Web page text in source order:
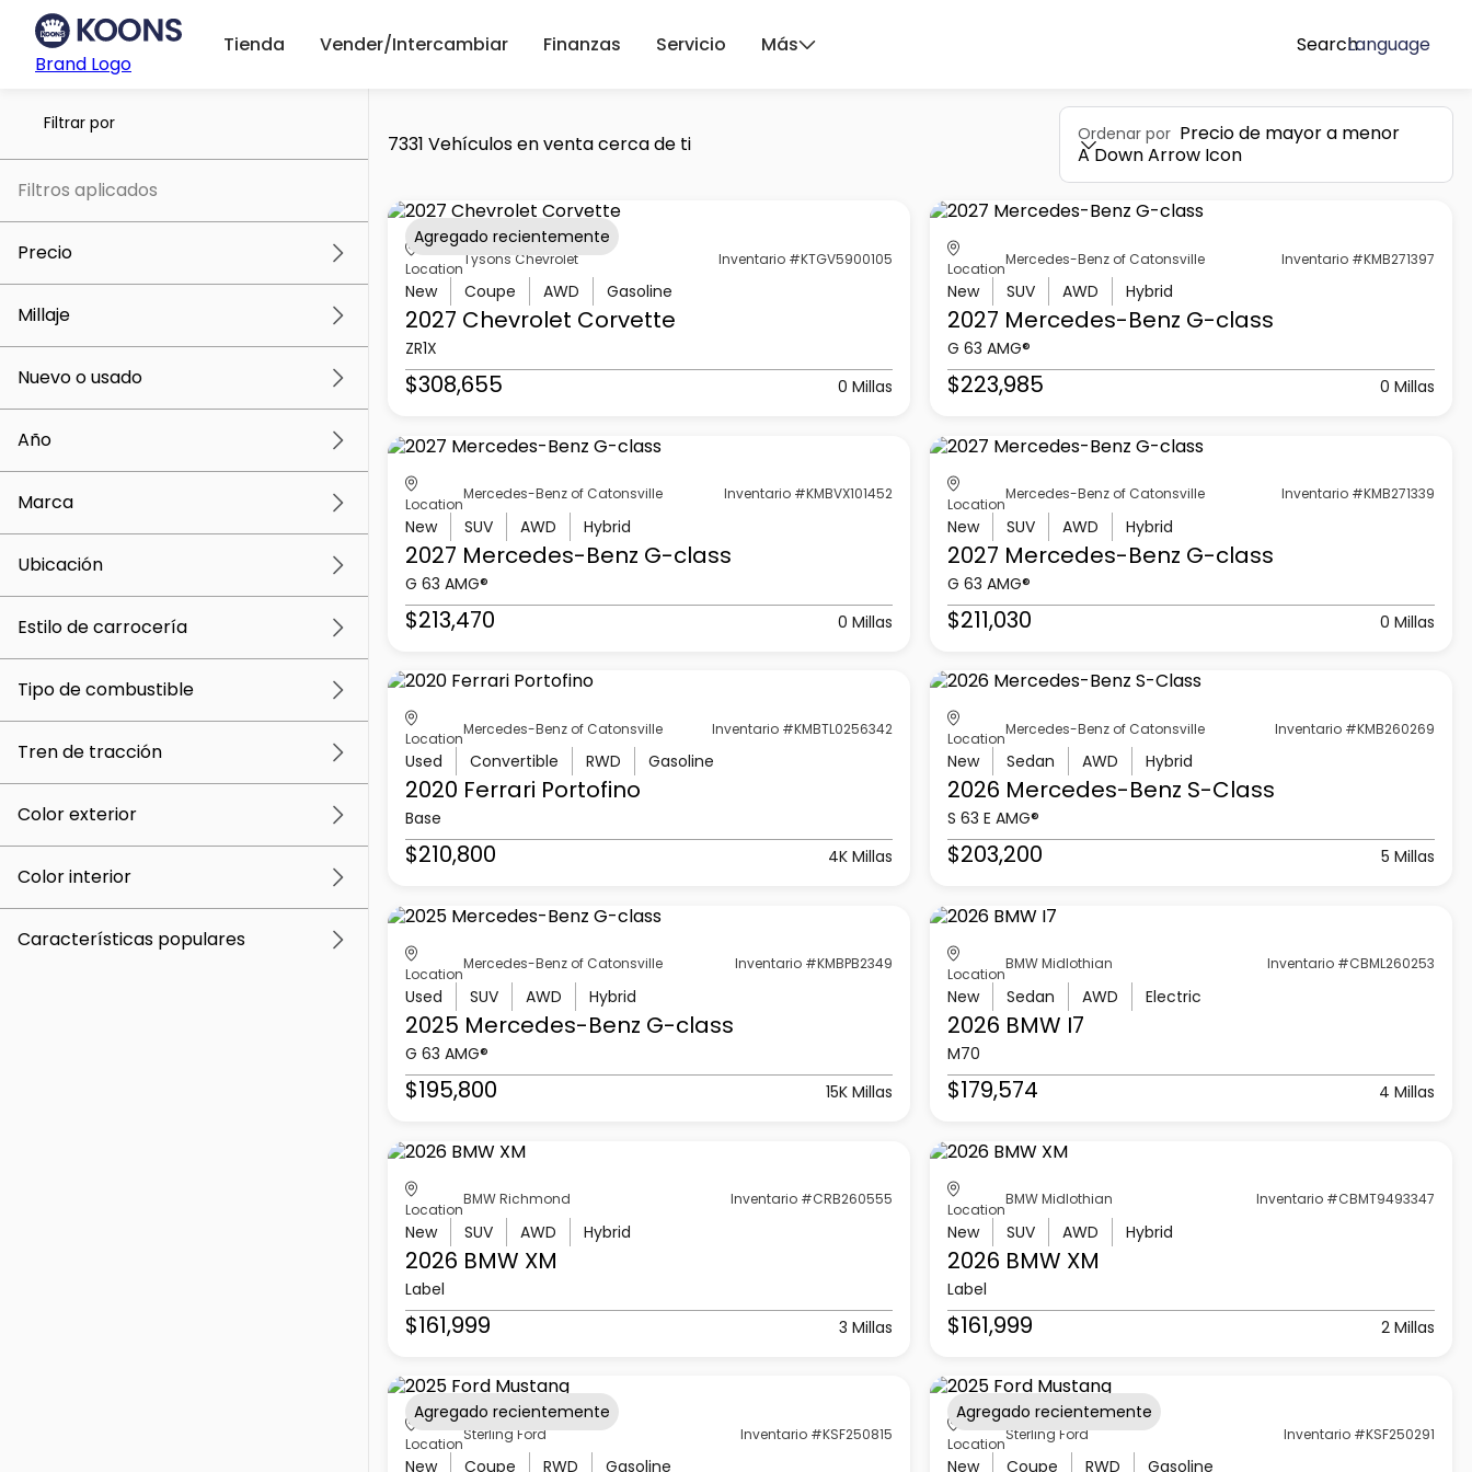
Brand Logo
Tienda Vender/Intercambiar Finanzas Servicio Más SearchLanguage
Filtrar por
Filtros aplicados
Precio
$5k $309k
Millaje
0 mi 219k mi
Nuevo o usado
Año
Marca
Ubicación
Estilo de carrocería
Tipo de combustible
Tren de tracción
Color exterior
Color interior
Características populares
7331 Vehículos en venta cerca de ti Ordenar por Precio de mayor a menor
A Down Arrow Icon
Location
Tysons Chevrolet Inventario #KTGV5900105
New Coupe AWD Gasoline
2027 Chevrolet Corvette
ZR1X
$308,655 0 Millas
Agregado recientemente
Location
Mercedes-Benz of Catonsville Inventario #KMB271397
New SUV AWD Hybrid
2027 Mercedes-Benz G-class
G 63 AMG®
$223,985 0 Millas
Location
Mercedes-Benz of Catonsville Inventario #KMBVX101452
New SUV AWD Hybrid
2027 Mercedes-Benz G-class
G 63 AMG®
$213,470 0 Millas
Location
Mercedes-Benz of Catonsville Inventario #KMB271339
New SUV AWD Hybrid
2027 Mercedes-Benz G-class
G 63 AMG®
$211,030 0 Millas
Location
Mercedes-Benz of Catonsville Inventario #KMBTL0256342
Used Convertible RWD Gasoline
2020 Ferrari Portofino
Base
$210,800 4K Millas
Location
Mercedes-Benz of Catonsville Inventario #KMB260269
New Sedan AWD Hybrid
2026 Mercedes-Benz S-Class
S 63 E AMG®
$203,200 5 Millas
Location
Mercedes-Benz of Catonsville Inventario #KMBPB2349
Used SUV AWD Hybrid
2025 Mercedes-Benz G-class
G 63 AMG®
$195,800 15K Millas
Location
BMW Midlothian Inventario #CBML260253
New Sedan AWD Electric
2026 BMW I7
M70
$179,574 4 Millas
Location
BMW Richmond Inventario #CRB260555
New SUV AWD Hybrid
2026 BMW XM
Label
$161,999 3 Millas
Location
BMW Midlothian Inventario #CBMT9493347
New SUV AWD Hybrid
2026 BMW XM
Label
$161,999 2 Millas
Location
Sterling Ford Inventario #KSF250815
New Coupe RWD Gasoline
Agregado recientemente
Location
Sterling Ford Inventario #KSF250291
New Coupe RWD Gasoline
Agregado recientemente